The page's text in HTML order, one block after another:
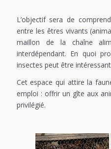
L’objectif sera de
entre les êtres vivants
maillon de la chaîne
interdépendant. En quoi
insectes peut être
Cet espace qui attire la
emploi : offrir un gîte aux
privilégié.